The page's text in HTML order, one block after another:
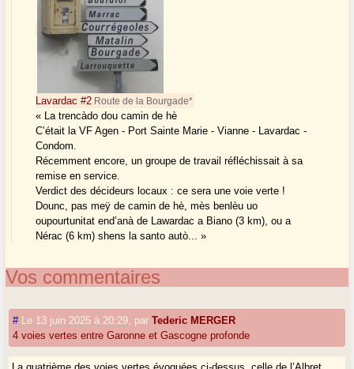
Lavardac #2 Route de la Bourgade*
« La trencàdo dou camin de hè
C’était la VF Agen - Port Sainte Marie - Vianne - Lavardac -
Condom.
Récemment encore, un groupe de travail réfléchissait à sa
remise en service.
Verdict des décideurs locaux : ce sera une voie verte !
Dounc, pas meÿ de camin de hè, mès benlèu uo
oupourtunitat end’anà de Lawardac a Biano (3 km), ou a
Nérac (6 km) shens la santo autò... »
Vos commentaires
# Le 13 juin 2025 à 20:29 parTederic MERGER
4 voies vertes entre Garonne et Gascogne profonde